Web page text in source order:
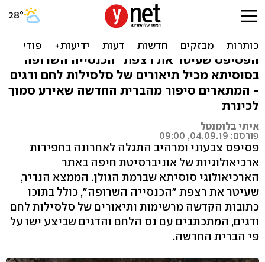
פסיפס צבעוני מהמאה ה-5
התגלה בגולן
הפסיפס שעיטר את רצפת "הכנסייה השרופה"
בסוסיתא מכיל תיאורים של סלסילות לחם ודגים
- המתארים סיפור מהברית החדשה שאירע סמוך
לכינרת
איתי בלומנטל
פורסם: 04.09.19, 09:00
פסיפס צבעוני ומרהיב התגלה לאחרונה בחפירות
ארכיאולוגיות של אוניברסיטת חיפה באתר
הארכיאולוגי סוסיתא שברמת הגולן. הממצא הנדיר,
שעיטר את רצפת "הכנסייה השרופה", כולל בתוכו
כתובות הקדשה מרשימות ותיאורים של סלסילות לחם
ודגים, המתכתבים עם נס הלחם והדגים שביצע ישו על
פי הברית החדשה.